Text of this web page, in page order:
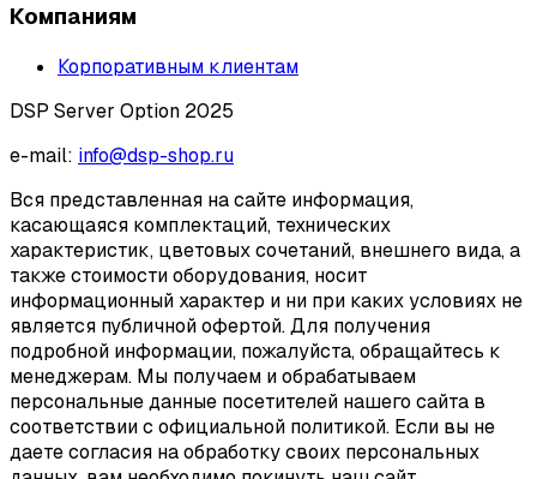
Компаниям
Корпоративным клиентам
DSP Server Option 2025
e-mail: info@dsp-shop.ru
Вся представленная на сайте информация,
касающаяся комплектаций, технических
характеристик, цветовых сочетаний, внешнего вида, а
также стоимости оборудования, носит
информационный характер и ни при каких условиях не
является публичной офертой. Для получения
подробной информации, пожалуйста, обращайтесь к
менеджерам. Мы получаем и обрабатываем
персональные данные посетителей нашего сайта в
соответствии с официальной политикой. Если вы не
даете согласия на обработку своих персональных